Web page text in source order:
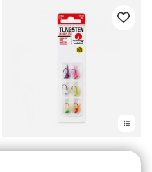
Blue Fox Tungsten Bullfly